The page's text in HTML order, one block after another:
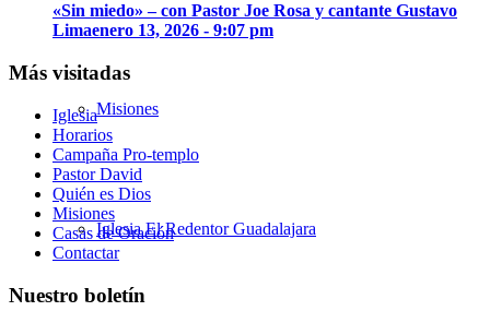
Misiones
Iglesia El Redentor Guadalajara
«Sin miedo» – con Pastor Joe Rosa y cantante Gustavo
Limaenero 13, 2026 - 9:07 pm
Más visitadas
Iglesia
Horarios
Campaña Pro-templo
Pastor David
Quién es Dios
Misiones
Casas de Oración
Contactar
Nuestro boletín